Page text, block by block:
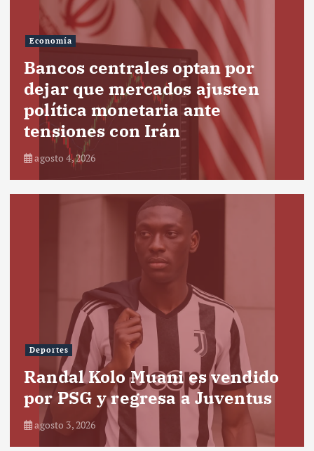
Economía
Bancos centrales optan por
dejar que mercados ajusten
política monetaria ante
tensiones con Irán
agosto 4, 2026
Deportes
Randal Kolo Muani es vendido
por PSG y regresa a Juventus
agosto 3, 2026